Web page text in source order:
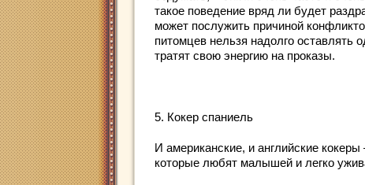
такое поведение вряд ли будет
может послужить причиной
питомцев нельзя надолго оставлять
тратят свою энергию на проказы.
5. Кокер спаниель
И американские, и английские
которые любят малышей и легко